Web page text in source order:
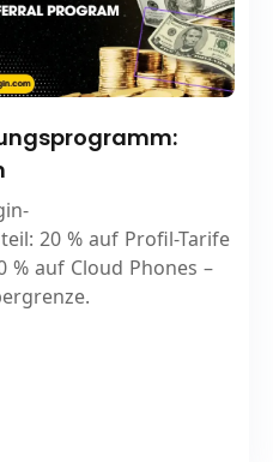
20 % auf Profil-Tarife
% auf Cloud Phones –